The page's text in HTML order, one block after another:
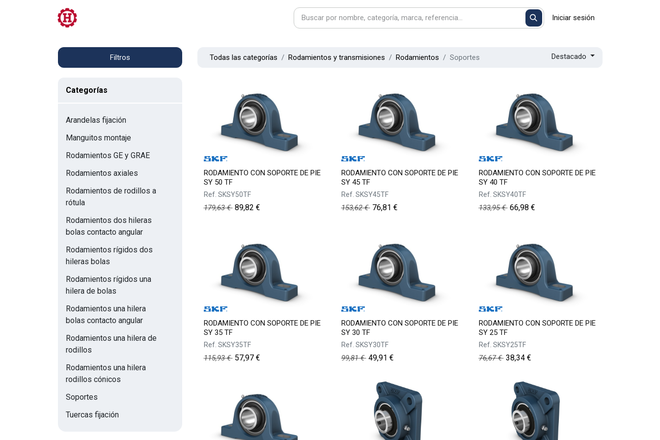
Iniciar sesión
Filtros
Categorías
Arandelas fijación
Manguitos montaje
Rodamientos GE y GRAE
Rodamientos axiales
Rodamientos de rodillos a
rótula
Rodamientos dos hileras
bolas contacto angular
Rodamientos rígidos dos
hileras bolas
Rodamientos rígidos una
hilera de bolas
Rodamientos una hilera
bolas contacto angular
Rodamientos una hilera de
rodillos
Rodamientos una hilera
rodillos cónicos
Soportes
Tuercas fijación
Todas las categorías Rodamientos y transmisiones Rodamientos Soportes Destacado
RODAMIENTO CON SOPORTE DE PIE
SY 50 TF
Ref. SKSY50TF
179,63€ 89,82 €
RODAMIENTO CON SOPORTE DE PIE
SY 45 TF
Ref. SKSY45TF
153,62€ 76,81 €
RODAMIENTO CON SOPORTE DE PIE
SY 40 TF
Ref. SKSY40TF
133,95€ 66,98 €
RODAMIENTO CON SOPORTE DE PIE
SY 35 TF
Ref. SKSY35TF
115,93€ 57,97€
RODAMIENTO CON SOPORTE DE PIE
SY 30 TF
Ref. SKSY30TF
99,81€ 49,91 €
RODAMIENTO CON SOPORTE DE PIE
SY 25 TF
Ref. SKSY25TF
76,67€ 38,34€